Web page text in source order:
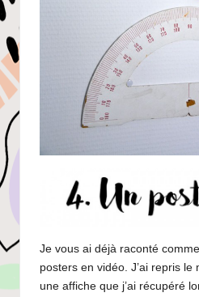
Je vous ai déjà raconté
posters en vidéo . J’ai repris
une affiche que j’ai récupéré